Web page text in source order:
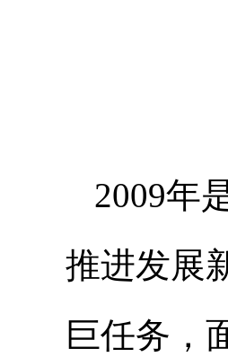
2009年
推进发展
巨任务，